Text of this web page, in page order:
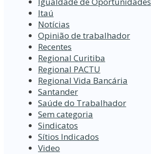
Itaú
Notícias
Opinião de trabalhador
Recentes
Regional Curitiba
Regional PACTU
Regional Vida Bancária
Santander
Saúde do Trabalhador
Sem categoria
Sindicatos
Sítios Indicados
Video